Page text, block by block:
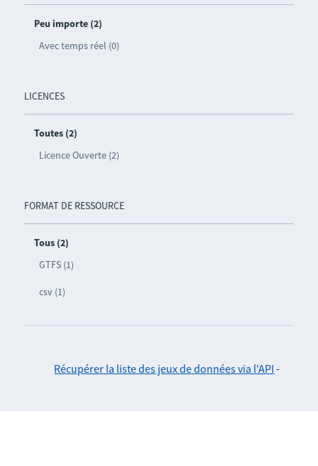
Peu importe (2)
Avec temps réel (0)
LICENCES
Toutes (2)
Licence Ouverte (2)
FORMAT DE RESSOURCE
Tous (2)
GTFS (1)
csv (1)
Récupérer la liste des jeux de données via l'API -